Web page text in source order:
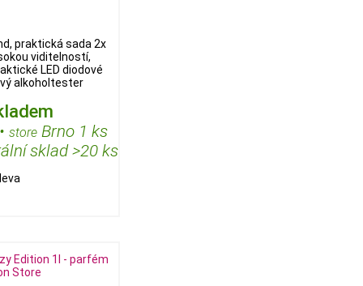
praktická sada 2x
viditelností,
LED diodové
alkoholtester
storeBrno 1 ks
sklad >20 ks